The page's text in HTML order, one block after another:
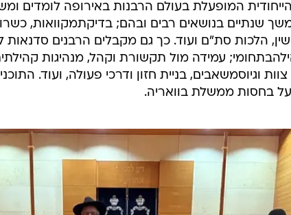
המופעלת בעולם הרבנות באירופה לומדים
שנתיים בנושאים רבים ובהם; בדיקתמקוואות,
הלכות סת"ם ועוד. כך גם מקבלים הרבנים
עמידה מול תקשורת וקהל, מנהיגות
צוות וגיוסמשאבים, בניית חזון ודרכי פעולה, ועוד.
בחסות ממשלת בוואריה.